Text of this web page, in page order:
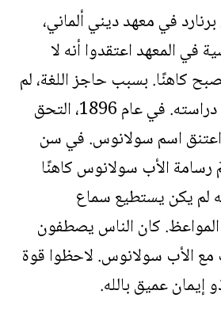
قُبل برنارد في معهد ديني ألماني،
في المعهد اعتقدوا أنه لا
كاهنًا. بسبب حاجز اللغة، لم
يكن أداؤه جيدًا في دراسته. في عام 1896، التحق
اسم سولانوس. في سن
رسامة الأب سولانوس كاهنًا
لم يكن يستطيع سماع
المواعظ. كان الناس يصطفون
الأب سولانوس. لاحظوا قوة
إيمان عميق بالله.